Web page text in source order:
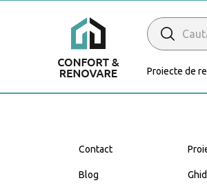
Search
for:
Proiecte de
Contact
Blog